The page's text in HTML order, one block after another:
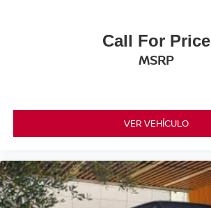
Call For Price
MSRP
VER VEHÍCULO